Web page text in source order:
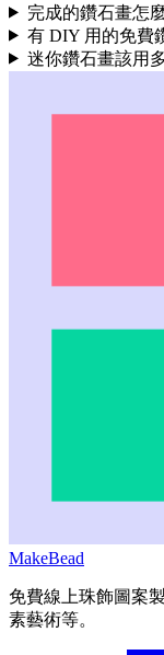
完成的鑽石畫怎
有 DIY 用的免費
迷你鑽石畫該用
MakeBead
免費線上珠飾圖案
素藝術等。